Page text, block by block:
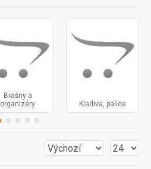
Brašny a
organizéry
Kladiva, palice